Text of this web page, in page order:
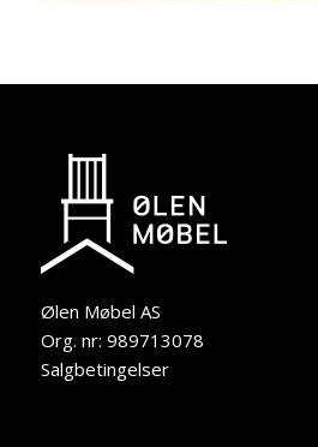
Ølen Møbel AS
Org. nr: 989713078
Salgbetingelser